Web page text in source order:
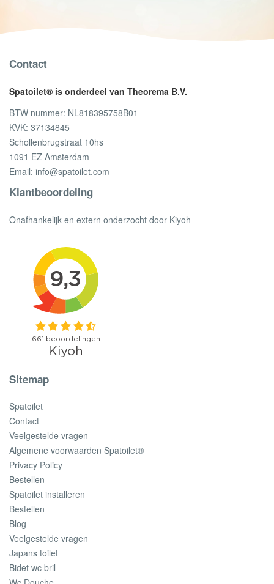
Contact
Spatoilet® is onderdeel van Theorema B.V.
BTW nummer: NL818395758B01
KVK: 37134845
Schollenbrugstraat 10hs
1091 EZ Amsterdam
Email: info@spatoilet.com
Klantbeoordeling
Onafhankelijk en extern onderzocht door Kiyoh
Sitemap
Spatoilet
Contact
Veelgestelde vragen
Algemene voorwaarden Spatoilet®
Privacy Policy
Bestellen
Spatoilet installeren
Bestellen
Blog
Veelgestelde vragen
Japans toilet
Bidet wc bril